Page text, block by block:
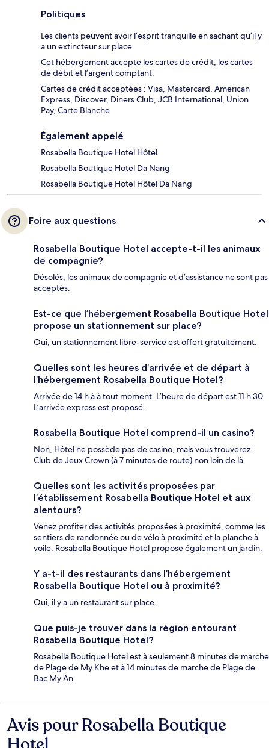
Politiques
Les clients peuvent avoir l’esprit tranquille en sachant qu’il y
a un extincteur sur place.
Cet hébergement accepte les cartes de crédit, les cartes
de débit et l’argent comptant.
Cartes de crédit acceptées : Visa, Mastercard, American
Express, Discover, Diners Club, JCB International, Union
Pay, Carte Blanche
Également appelé
Rosabella Boutique Hotel Hôtel
Rosabella Boutique Hotel Da Nang
Rosabella Boutique Hotel Hôtel Da Nang
Foire aux questions
Rosabella Boutique Hotel accepte-t-il les animaux
de compagnie?
Désolés, les animaux de compagnie et d’assistance ne sont pas
acceptés.
Est-ce que l’hébergement Rosabella Boutique Hotel
propose un stationnement sur place?
Oui, un stationnement libre-service est offert gratuitement.
Quelles sont les heures d’arrivée et de départ à
l’hébergement Rosabella Boutique Hotel?
Arrivée de 14 h à à tout moment. L’heure de départ est 11 h 30.
L’arrivée express est proposé.
Rosabella Boutique Hotel comprend-il un casino?
Non, Hôtel ne possède pas de casino, mais vous trouverez
Club de Jeux Crown (à 7 minutes de route) non loin de là.
Quelles sont les activités proposées par
l’établissement Rosabella Boutique Hotel et aux
alentours?
Venez profiter des activités proposées à proximité, comme les
sentiers de randonnée ou de vélo à proximité et la planche à
voile. Rosabella Boutique Hotel propose également un jardin.
Y a-t-il des restaurants dans l’hébergement
Rosabella Boutique Hotel ou à proximité?
Oui, il y a un restaurant sur place.
Que puis-je trouver dans la région entourant
Rosabella Boutique Hotel?
Rosabella Boutique Hotel est à seulement 8 minutes de marche
de Plage de My Khe et à 14 minutes de marche de Plage de
Bac My An.
Avis
Avis pour Rosabella Boutique